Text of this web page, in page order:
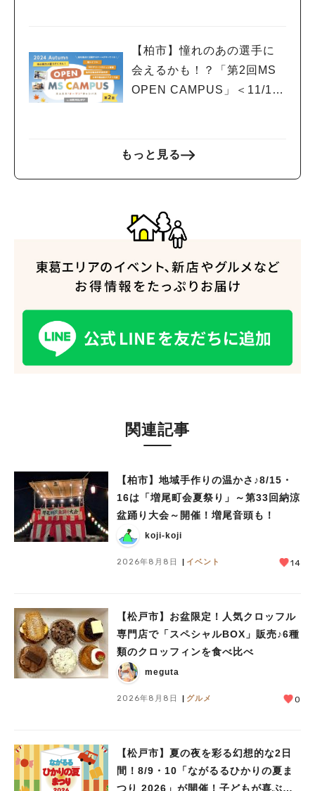
【柏市】憧れのあの選手に
会えるかも！？「第2回MS
OPEN CAMPUS」＜11/17
もっと見る
関連記事
【柏市】地域手作りの温かさ♪8/15・
16は「増尾町会夏祭り」～第33回納涼
盆踊り大会～開催！増尾音頭も！
koji-koji
2026年8月8日 イベント 14
【松戸市】お盆限定！人気クロッフル
専門店で「スペシャルBOX」販売♪6種
類のクロッフィンを食べ比べ
meguta
2026年8月8日 グルメ 0
【松戸市】夏の夜を彩る幻想的な2日
間！8/9・10「ながるるひかりの夏ま
つり 2026」が開催！子どもが喜ぶワ
#ラーメン#ショッピング #パン
#イベント#公園#教えたい／教えて投稿記事
#教えたい/こんなの見つけた